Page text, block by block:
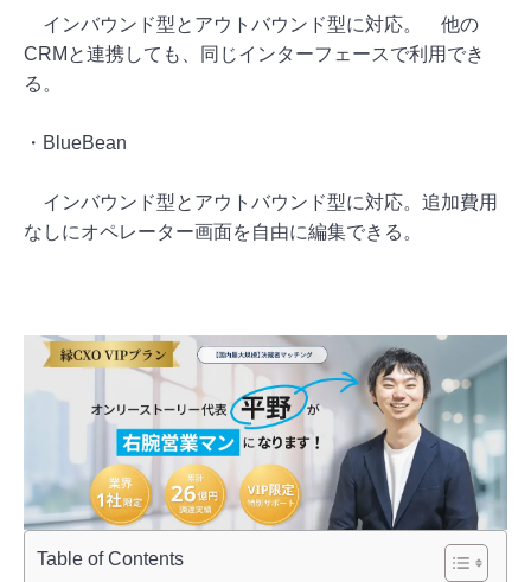
インバウンド型とアウトバウンド型に対応。 他の
CRMと連携しても、同じインターフェースで利用でき
る。
・BlueBean
インバウンド型とアウトバウンド型に対応。追加費用
なしにオペレーター画面を自由に編集できる。
Table of Contents